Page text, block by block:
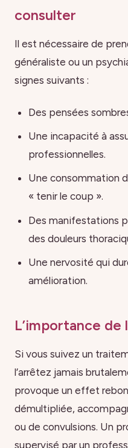
consulter
Il est nécessaire de
généraliste ou un
signes suivants :
Des pensées
Une incapacité à
professionnelles.
Une consommation
« tenir le coup ».
Des manifestations
des douleurs
Une nervosité qui
amélioration.
L’importance
Si vous suivez un
l’arrêtez jamais
provoque un effet
démultipliée,
ou de convulsions. Un
supervisé par un